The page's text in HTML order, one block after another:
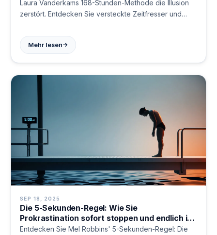
Laura Vanderkams 168-Stunden-Methode die Illusion
zerstört. Entdecken Sie versteckte Zeitfresser und
Zeitmanagement-Revolution startet hier.
Mehr lesen→
SEP 18, 2025
Die 5-Sekunden-Regel: Wie Sie
Prokrastination sofort stoppen und endlich ins
Handeln kommen
Entdecken Sie Mel Robbins' 5-Sekunden-Regel: Die